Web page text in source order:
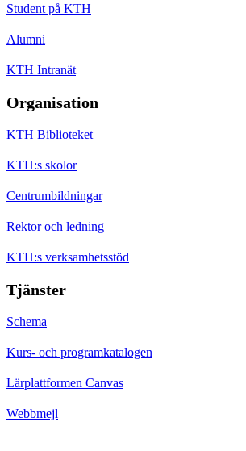
Student på KTH
Alumni
KTH Intranät
Organisation
KTH Biblioteket
KTH:s skolor
Centrumbildningar
Rektor och ledning
KTH:s verksamhetsstöd
Tjänster
Schema
Kurs- och programkatalogen
Lärplattformen Canvas
Webbmejl